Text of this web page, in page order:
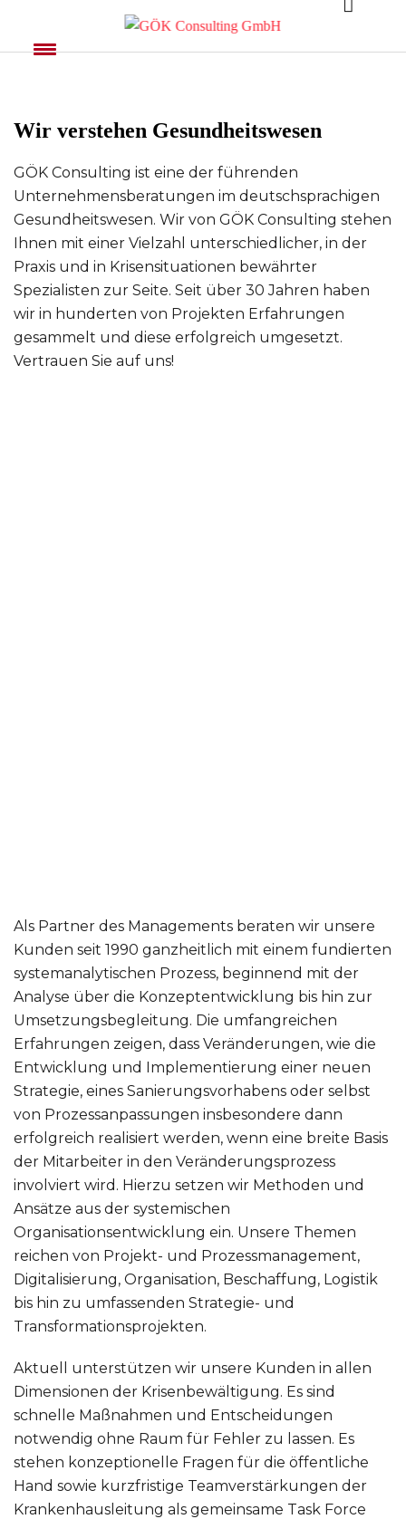
Wir verstehen Gesundheitswesen
GÖK Consulting ist eine der führenden
Unternehmensberatungen im deutschsprachigen
Gesundheitswesen. Wir von GÖK Consulting stehen
Ihnen mit einer Vielzahl unterschiedlicher, in der
Praxis und in Krisensituationen bewährter
Spezialisten zur Seite. Seit über 30 Jahren haben
wir in hunderten von Projekten Erfahrungen
gesammelt und diese erfolgreich umgesetzt.
Vertrauen Sie auf uns!
Als Partner des Managements beraten wir unsere
Kunden seit 1990 ganzheitlich mit einem fundierten
systemanalytischen Prozess, beginnend mit der
Analyse über die Konzeptentwicklung bis hin zur
Umsetzungsbegleitung. Die umfangreichen
Erfahrungen zeigen, dass Veränderungen, wie die
Entwicklung und Implementierung einer neuen
Strategie, eines Sanierungsvorhabens oder selbst
von Prozessanpassungen insbesondere dann
erfolgreich realisiert werden, wenn eine breite Basis
der Mitarbeiter in den Veränderungsprozess
involviert wird. Hierzu setzen wir Methoden und
Ansätze aus der systemischen
Organisationsentwicklung ein. Unsere Themen
reichen von Projekt- und Prozessmanagement,
Digitalisierung, Organisation, Beschaffung, Logistik
bis hin zu umfassenden Strategie- und
Transformationsprojekten.
Aktuell unterstützen wir unsere Kunden in allen
Dimensionen der Krisenbewältigung. Es sind
schnelle Maßnahmen und Entscheidungen
notwendig ohne Raum für Fehler zu lassen. Es
stehen konzeptionelle Fragen für die öffentliche
Hand sowie kurzfristige Teamverstärkungen der
Krankenhausleitung als gemeinsame Task Force